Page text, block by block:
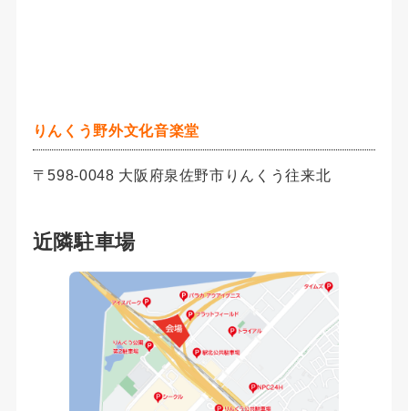
りんくう野外文化音楽堂
〒598-0048 大阪府泉佐野市りんくう往来北
近隣駐車場